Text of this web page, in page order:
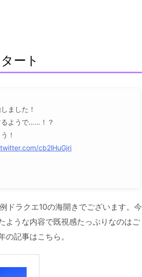
ート
ました！
るようで……！？
！
cb2lHuGjri
ドラクエ10の海開きでございます。今
ような内容で既視感たっぷりなのはご
記事はこちら。